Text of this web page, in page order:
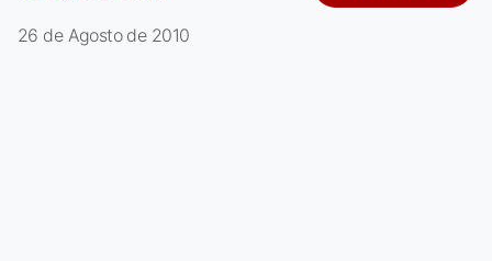
26 de Agosto de 2010